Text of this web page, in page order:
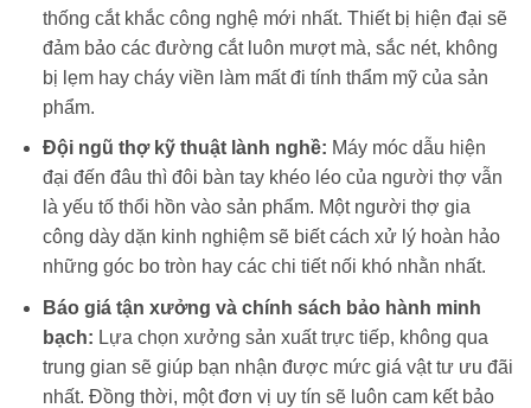
thống cắt khắc công nghệ mới nhất. Thiết bị hiện đại sẽ
đảm bảo các đường cắt luôn mượt mà, sắc nét, không
bị lẹm hay cháy viền làm mất đi tính thẩm mỹ của sản
phẩm.
Đội ngũ thợ kỹ thuật lành nghề: Máy móc dẫu hiện
đại đến đâu thì đôi bàn tay khéo léo của người thợ vẫn
là yếu tố thổi hồn vào sản phẩm. Một người thợ gia
công dày dặn kinh nghiệm sẽ biết cách xử lý hoàn hảo
những góc bo tròn hay các chi tiết nối khó nhằn nhất.
Báo giá tận xưởng và chính sách bảo hành minh
bạch: Lựa chọn xưởng sản xuất trực tiếp, không qua
trung gian sẽ giúp bạn nhận được mức giá vật tư ưu đãi
nhất. Đồng thời, một đơn vị uy tín sẽ luôn cam kết bảo